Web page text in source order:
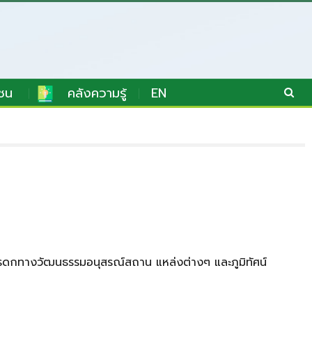
น คลังความรู้ EN
ดกทางวัฒนธรรมอนุสรณ์สถาน แหล่งต่างๆ และภูมิทัศน์